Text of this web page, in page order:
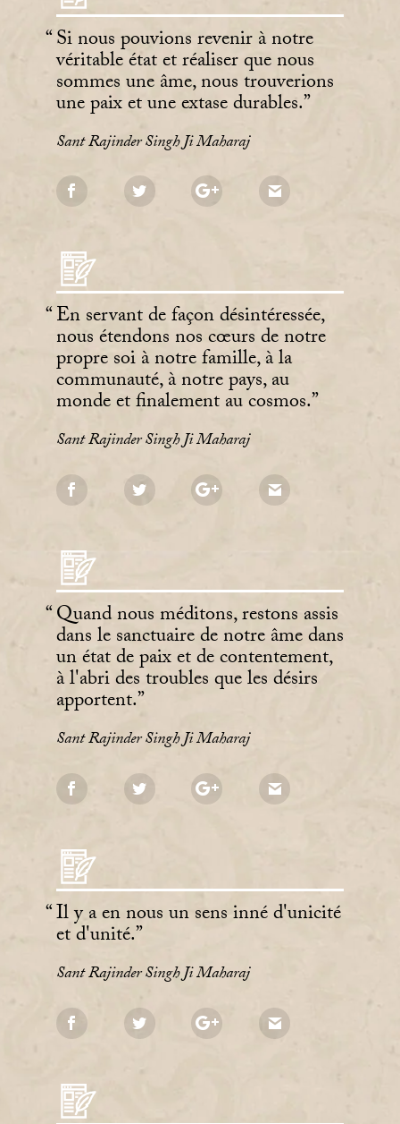
Si nous pouvions revenir à notre
véritable état et réaliser que nous
sommes une âme, nous trouverions
une paix et une extase durables.
Sant Rajinder Singh Ji Maharaj
En servant de façon désintéressée,
nous étendons nos cœurs de notre
propre soi à notre famille, à la
communauté, à notre pays, au
monde et finalement au cosmos.
Sant Rajinder Singh Ji Maharaj
Quand nous méditons, restons assis
dans le sanctuaire de notre âme dans
un état de paix et de contentement,
à l'abri des troubles que les désirs
apportent.
Sant Rajinder Singh Ji Maharaj
Il y a en nous un sens inné d'unicité
et d'unité.
Sant Rajinder Singh Ji Maharaj